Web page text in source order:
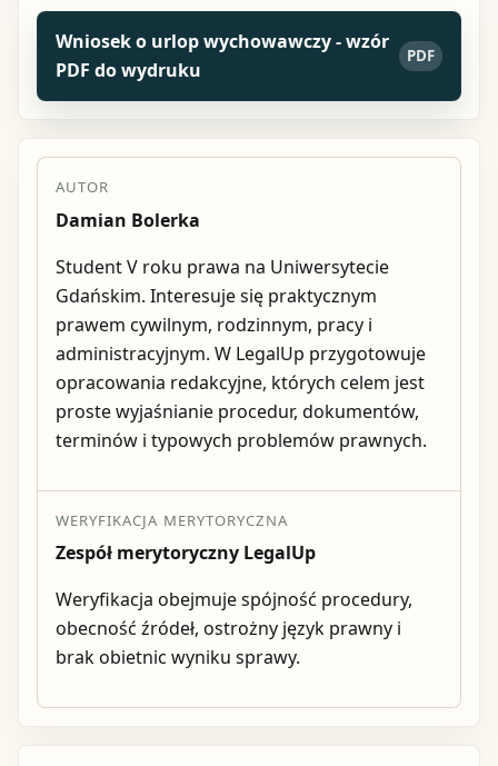
Wniosek o urlop wychowawczy - wzór
PDF do wydruku
PDF
AUTOR
Damian Bolerka
Student V roku prawa na Uniwersytecie
Gdańskim. Interesuje się praktycznym
prawem cywilnym, rodzinnym, pracy i
administracyjnym. W LegalUp przygotowuje
opracowania redakcyjne, których celem jest
proste wyjaśnianie procedur, dokumentów,
terminów i typowych problemów prawnych.
WERYFIKACJA MERYTORYCZNA
Zespół merytoryczny LegalUp
Weryfikacja obejmuje spójność procedury,
obecność źródeł, ostrożny język prawny i
brak obietnic wyniku sprawy.